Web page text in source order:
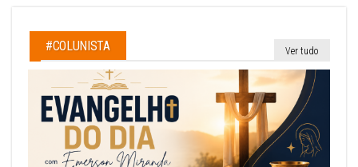
#COLUNISTA Ver tudo